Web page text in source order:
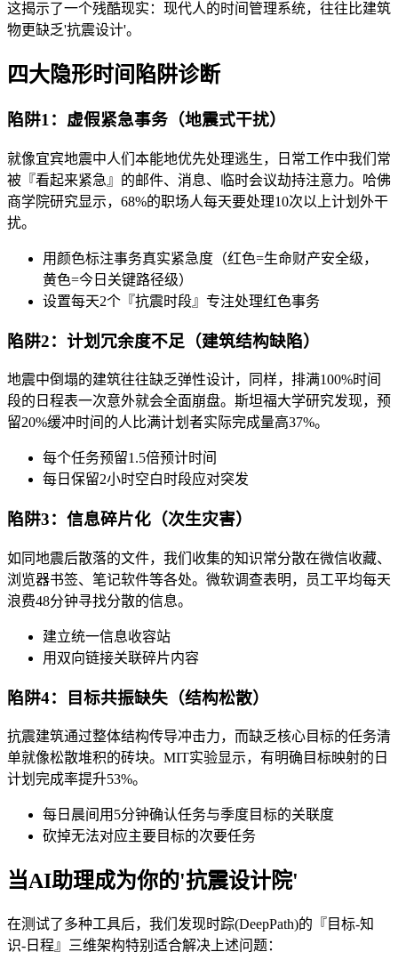
这揭示了一个残酷现实：现代人的时间管理系统，往往比建筑
物更缺乏'抗震设计'。
四大隐形时间陷阱诊断
陷阱1：虚假紧急事务（地震式干扰）
就像宜宾地震中人们本能地优先处理逃生，日常工作中我们常
被『看起来紧急』的邮件、消息、临时会议劫持注意力。哈佛
商学院研究显示，68%的职场人每天要处理10次以上计划外干
扰。
用颜色标注事务真实紧急度（红色=生命财产安全级，
黄色=今日关键路径级）
设置每天2个『抗震时段』专注处理红色事务
陷阱2：计划冗余度不足（建筑结构缺陷）
地震中倒塌的建筑往往缺乏弹性设计，同样，排满100%时间
段的日程表一次意外就会全面崩盘。斯坦福大学研究发现，预
留20%缓冲时间的人比满计划者实际完成量高37%。
每个任务预留1.5倍预计时间
每日保留2小时空白时段应对突发
陷阱3：信息碎片化（次生灾害）
如同地震后散落的文件，我们收集的知识常分散在微信收藏、
浏览器书签、笔记软件等各处。微软调查表明，员工平均每天
浪费48分钟寻找分散的信息。
建立统一信息收容站
用双向链接关联碎片内容
陷阱4：目标共振缺失（结构松散）
抗震建筑通过整体结构传导冲击力，而缺乏核心目标的任务清
单就像松散堆积的砖块。MIT实验显示，有明确目标映射的日
计划完成率提升53%。
每日晨间用5分钟确认任务与季度目标的关联度
砍掉无法对应主要目标的次要任务
当AI助理成为你的'抗震设计院'
在测试了多种工具后，我们发现时踪(DeepPath)的『目标-知
识-日程』三维架构特别适合解决上述问题：